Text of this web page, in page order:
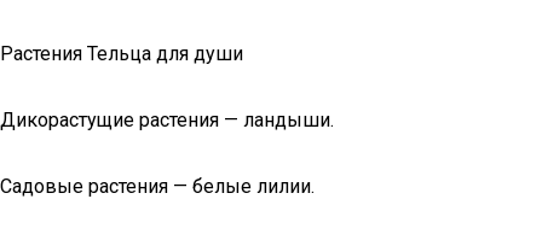
Растения Тельца для души
Дикорастущие растения — ландыши.
Садовые растения — белые лилии.